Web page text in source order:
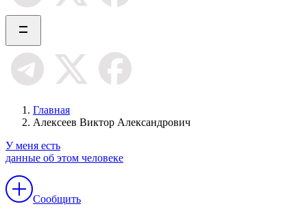
Главная
Алексеев Виктор Александрович
У меня есть
данные об этом человеке
Сообщить